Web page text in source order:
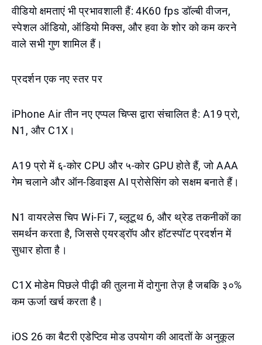
वीडियो क्षमताएं भी प्रभावशाली हैं: 4K60 fps डॉल्बी वीजन,
स्पेशल ऑडियो, ऑडियो मिक्स, और हवा के शोर को कम करने
वाले सभी गुण शामिल हैं।
प्रदर्शन एक नए स्तर पर
iPhone Air तीन नए एप्पल चिप्स द्वारा संचालित है: A19 प्रो,
N1, और C1X।
A19 प्रो में ६-कोर CPU और ५-कोर GPU होते हैं, जो AAA
गेम चलाने और ऑन-डिवाइस AI प्रोसेसिंग को सक्षम बनाते हैं।
N1 वायरलेस चिप Wi-Fi 7, ब्लूटूथ 6, और थ्रेड तकनीकों का
समर्थन करता है, जिससे एयरड्रॉप और हॉटस्पॉट प्रदर्शन में
सुधार होता है।
C1X मोडेम पिछले पीढ़ी की तुलना में दोगुना तेज़ है जबकि ३०%
कम ऊर्जा खर्च करता है।
iOS 26 का बैटरी एडेप्टिव मोड उपयोग की आदतों के अनुकूल